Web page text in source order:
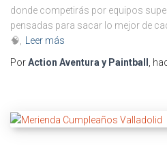
donde competirás por equipos
pensadas para sacar lo mejor de
🧠, Leer más
PorAction Aventura y Paintball ,